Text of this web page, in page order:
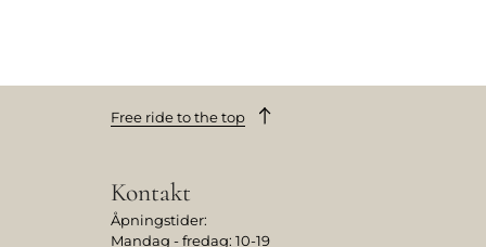
Free ride to the top
Kontakt
Åpningstider:
Mandag - fredag: 10-19